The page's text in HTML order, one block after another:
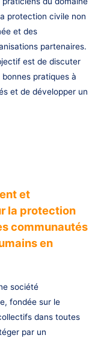
protection civile non
et des
partenaires.
est de discuter
bonnes pratiques à
et de développer un
et
la protection
communautés
en
société
fondée sur le
dans toutes
par un